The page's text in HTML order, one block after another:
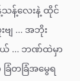
န့်လေးနဲ့ ထိုင်
ျ … အဘိုး
ယ် … ဘဏ်ထဲမှာ
ြံတခြံအမွေရ